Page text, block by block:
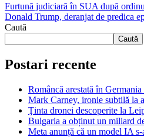
Furtună judiciară în SUA după
Donald Trump, deranjat de predica
Caută
Caută
Postari recente
Româncă arestată în
Mark Carney, ironie subtilă la
Ţinta dronei descoperite la
Bulgaria a obținut un miliard
Meta anunță că un model IA